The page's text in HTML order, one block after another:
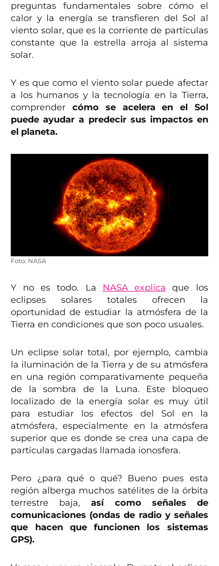
preguntas fundamentales sobre cómo el
calor y la energía se transfieren del Sol al
viento solar, que es la corriente de partículas
constante que la estrella arroja al sistema
solar.
Y es que como el viento solar puede afectar
a los humanos y la tecnología en la Tierra,
comprendercómo se acelera en el Sol
puede ayudar a predecir sus impactos en
el planeta.
Foto: NASA
Y no es todo. La NASA explica que los
eclipses solares totales ofrecen la
oportunidad de estudiar la atmósfera de la
Tierra en condiciones que son poco usuales.
Un eclipse solar total, por ejemplo, cambia
la iluminación de la Tierra y de su atmósfera
en una región comparativamente pequeña
de la sombra de la Luna. Este bloqueo
localizado de la energía solar es muy útil
para estudiar los efectos del Sol en la
atmósfera, especialmente en la atmósfera
superior que es donde se crea una capa de
partículas cargadas llamada ionosfera.
Pero ¿para qué o qué? Bueno pues esta
región alberga muchos satélites de la órbita
terrestre baja,así como señales de
comunicaciones (ondas de radio y señales
que hacen que funcionen los sistemas
GPS).